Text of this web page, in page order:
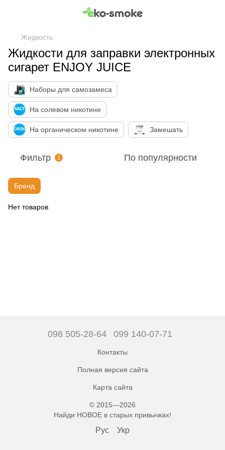
Жидкость
Жидкости для заправки электронных
сигарет ENJOY JUICE
Наборы для самозамеса
На солевом никотине
На органическом никотине Замешать
Фильтр 1 По популярности
Бренд
Нет товаров
098 505-28-64 099 140-07-71
Контакты
Полная версия сайта
Карта сайта
© 2015—2026
Найди НОВОЕ в старых привычках!
Рус Укр